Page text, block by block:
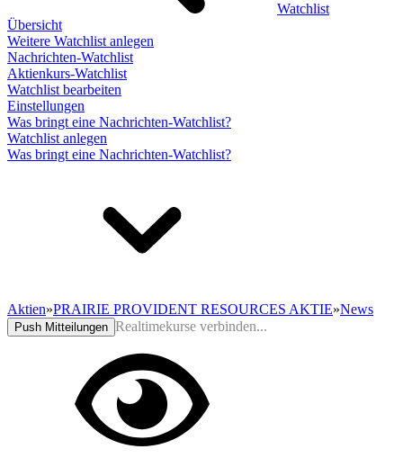
Watchlist
Übersicht
Weitere Watchlist anlegen
Nachrichten-Watchlist
Aktienkurs-Watchlist
Watchlist bearbeiten
Einstellungen
Was bringt eine Nachrichten-Watchlist?
Watchlist anlegen
Was bringt eine Nachrichten-Watchlist?
Aktien»PRAIRIE PROVIDENT RESOURCES AKTIE»News
Push Mitteilungen Realtimekurse verbinden...